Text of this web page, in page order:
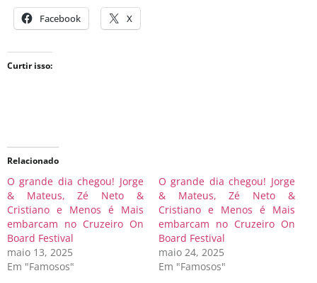
Facebook X
Curtir isso:
Relacionado
O grande dia chegou! Jorge
& Mateus, Zé Neto &
Cristiano e Menos é Mais
embarcam no Cruzeiro On
Board Festival
maio 13, 2025
Em "Famosos"
O grande dia chegou! Jorge
& Mateus, Zé Neto &
Cristiano e Menos é Mais
embarcam no Cruzeiro On
Board Festival
maio 24, 2025
Em "Famosos"